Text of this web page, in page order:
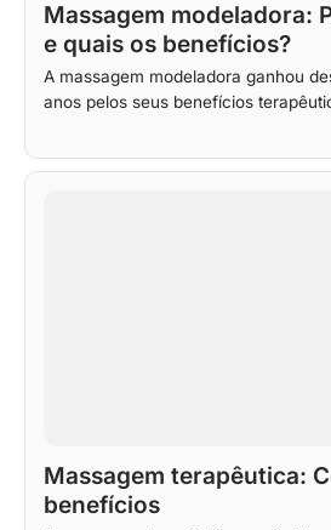
Massagem modeladora:
e quais os benefícios?
A massagem modeladora ganhou
anos pelos seus benefícios
Massagem terapêutica:
benefícios